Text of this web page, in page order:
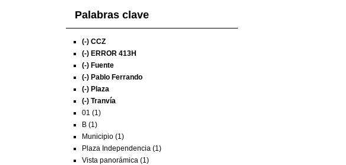
Palabras clave
(-) CCZ
(-) ERROR 413H
(-) Fuente
(-) Pablo Ferrando
(-) Plaza
(-) Tranvía
01 (1)
B (1)
Municipio (1)
Plaza Independencia (1)
Vista panorámica (1)